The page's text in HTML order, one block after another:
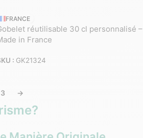
FRANCE
réutilisable 30 cl personnalisé –
in France
: GK21324
3 →